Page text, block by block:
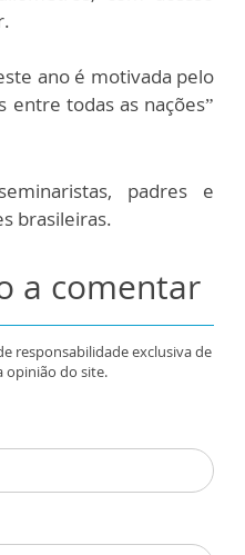
ano é motivada pelo
entre todas as nações”
padres e
brasileiras.
a comentar
responsabilidade exclusiva de
opinião do site.